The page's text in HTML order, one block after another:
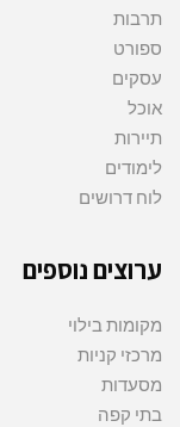
תרבות
ספורט
עסקים
אוכל
תיירות
לימודים
לוח דרושים
ערוצים נוספים
מקומות בילוי
מרכזי קניות
מסעדות
בתי קפה